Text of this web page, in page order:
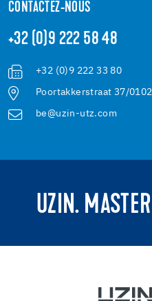
CONTACTEZ-NOUS
+32 (0)9 222 58 48
+32 (0)9 222 33 80
Poortakkerstraat 37/
be@uzin-utz.com
UZIN.